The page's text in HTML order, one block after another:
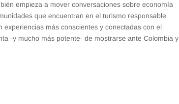
empieza a mover conversaciones sobre economía
que encuentran en el turismo responsable
más conscientes y conectadas con el
-y mucho más potente- de mostrarse ante Colombia y